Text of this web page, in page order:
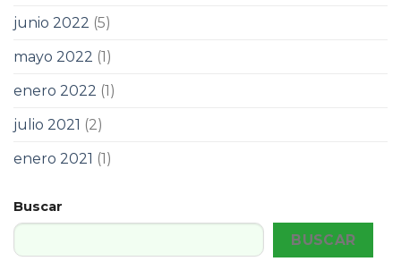
junio 2022 (5)
mayo 2022 (1)
enero 2022 (1)
julio 2021 (2)
enero 2021 (1)
Buscar
BUSCAR